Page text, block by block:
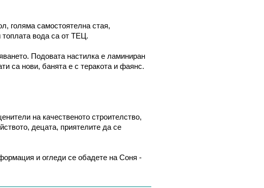
голяма самостоятелна стая,
топлата вода са от ТЕЦ.
Подовата настилка е ламиниран
са нови, банята е с теракота и фаянс.
на качественото строителство,
децата, приятелите да се
и огледи се обадете на Соня -